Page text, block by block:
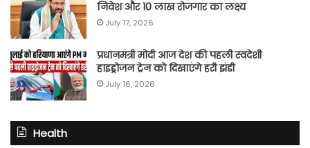
निवेश और 10 लाख रोजगार का लक्ष्य
July 17, 2026
प्रधानमंत्री मोदी आज देश की पहली स्वदेशी
हाइड्रोजन ट्रेन को दिखाएंगे हरी झंडी
July 16, 2026
Health